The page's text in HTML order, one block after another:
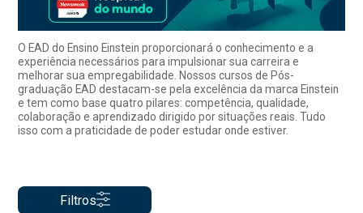
O EAD do Ensino Einstein proporcionará o conhecimento e a
experiência necessários para impulsionar sua carreira e
melhorar sua empregabilidade. Nossos cursos de Pós-
graduação EAD destacam-se pela excelência da marca Einstein
e tem como base quatro pilares: competência, qualidade,
colaboração e aprendizado dirigido por situações reais. Tudo
isso com a praticidade de poder estudar onde estiver.
Filtros